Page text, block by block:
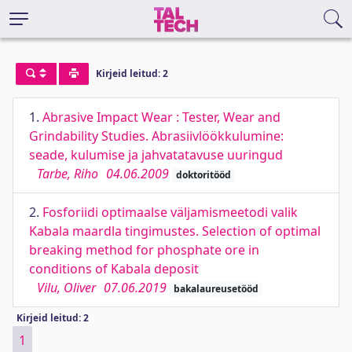
Kirjeid leitud: 2
1. Abrasive Impact Wear : Tester, Wear and
Grindability Studies. Abrasiivlöökkulumine:
seade, kulumise ja jahvatatavuse uuringud
Tarbe, Riho 04.06.2009 doktoritööd
2. Fosforiidi optimaalse väljamismeetodi valik
Kabala maardla tingimustes. Selection of optimal
breaking method for phosphate ore in
conditions of Kabala deposit
Vilu, Oliver 07.06.2019 bakalaureusetööd
Kirjeid leitud: 2
1